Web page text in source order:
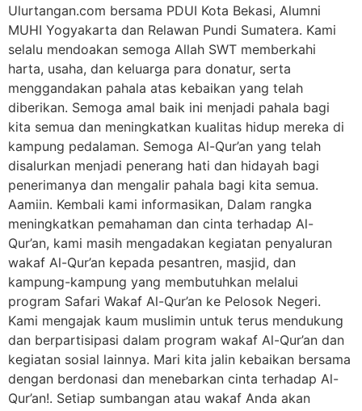
Ulurtangan.com bersama PDUI Kota Bekasi, Alumni
MUHI Yogyakarta dan Relawan Pundi Sumatera. Kami
selalu mendoakan semoga Allah SWT memberkahi
harta, usaha, dan keluarga para donatur, serta
menggandakan pahala atas kebaikan yang telah
diberikan. Semoga amal baik ini menjadi pahala bagi
kita semua dan meningkatkan kualitas hidup mereka di
kampung pedalaman. Semoga Al-Qur’an yang telah
disalurkan menjadi penerang hati dan hidayah bagi
penerimanya dan mengalir pahala bagi kita semua.
Aamiin. Kembali kami informasikan, Dalam rangka
meningkatkan pemahaman dan cinta terhadap Al-
Qur’an, kami masih mengadakan kegiatan penyaluran
wakaf Al-Qur’an kepada pesantren, masjid, dan
kampung-kampung yang membutuhkan melalui
program Safari Wakaf Al-Qur’an ke Pelosok Negeri.
Kami mengajak kaum muslimin untuk terus mendukung
dan berpartisipasi dalam program wakaf Al-Qur’an dan
kegiatan sosial lainnya. Mari kita jalin kebaikan bersama
dengan berdonasi dan menebarkan cinta terhadap Al-
Qur’an!. Setiap sumbangan atau wakaf Anda akan